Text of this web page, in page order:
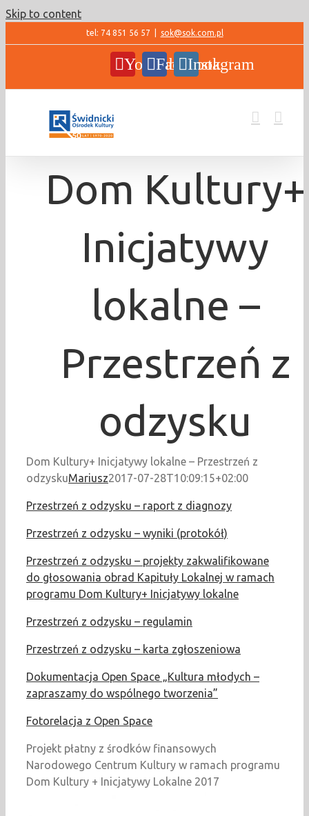
Skip to content
tel: 74 851 56 57 sok@sok.com.pl
YouTubeFacebookInstagram
Dom Kultury+
Inicjatywy
lokalne –
Przestrzeń z
odzysku
Dom Kultury+ Inicjatywy lokalne – Przestrzeń z
odzyskuMariusz2017-07-28T10:09:15+02:00
Przestrzeń z odzysku – raport z diagnozy
Przestrzeń z odzysku – wyniki (protokół)
Przestrzeń z odzysku – projekty zakwalifikowane
do głosowania obrad Kapituły Lokalnej w ramach
programu Dom Kultury+ Inicjatywy lokalne
Przestrzeń z odzysku – regulamin
Przestrzeń z odzysku – karta zgłoszeniowa
Dokumentacja Open Space „Kultura młodych –
zapraszamy do wspólnego tworzenia”
Fotorelacja z Open Space
Projekt płatny z środków finansowych
Narodowego Centrum Kultury w ramach programu
Dom Kultury + Inicjatywy Lokalne 2017